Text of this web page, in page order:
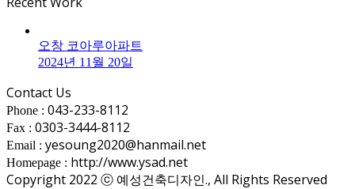
오창 코아루아파트
2024년 11월 20일
Contact Us
Phone : 043-233-8112
Fax : 0303-3444-8112
Email : yesoung2020@hanmail.net
Homepage : http://www.ysad.net
Copyright 2022 ⓒ 예성건축디자인., All Rights Reserved